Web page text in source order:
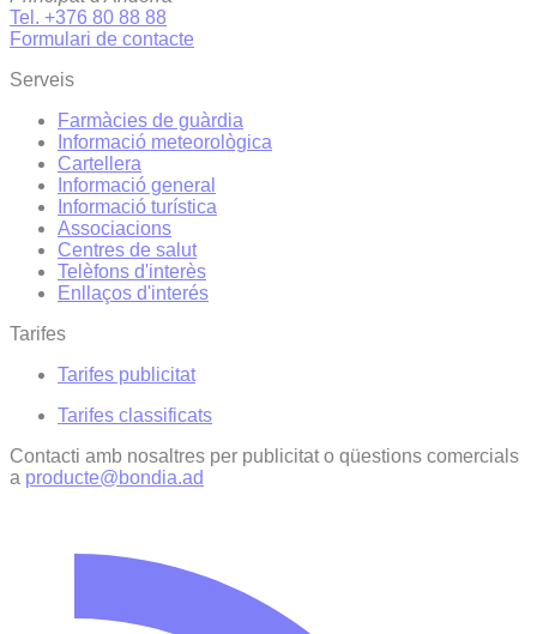
Tel. +376 80 88 88
Formulari de contacte
Serveis
Farmàcies de guàrdia
Informació meteorològica
Cartellera
Informació general
Informació turística
Associacions
Centres de salut
Telèfons d'interès
Enllaços d'interés
Tarifes
Tarifes publicitat
Tarifes classificats
Contacti amb nosaltres per publicitat o qüestions comercials
a producte@bondia.ad